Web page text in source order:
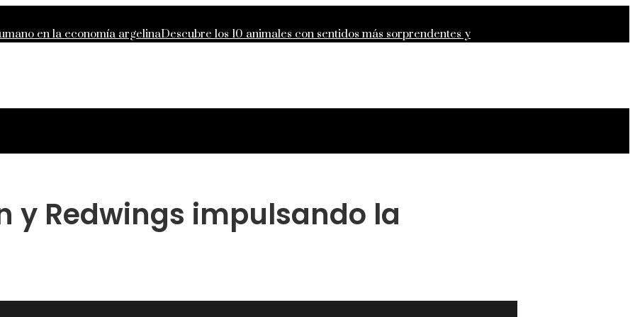
en la economía argelinaDescubre los 10 animales con sentidos más sorprendentes y
y Redwings impulsando la